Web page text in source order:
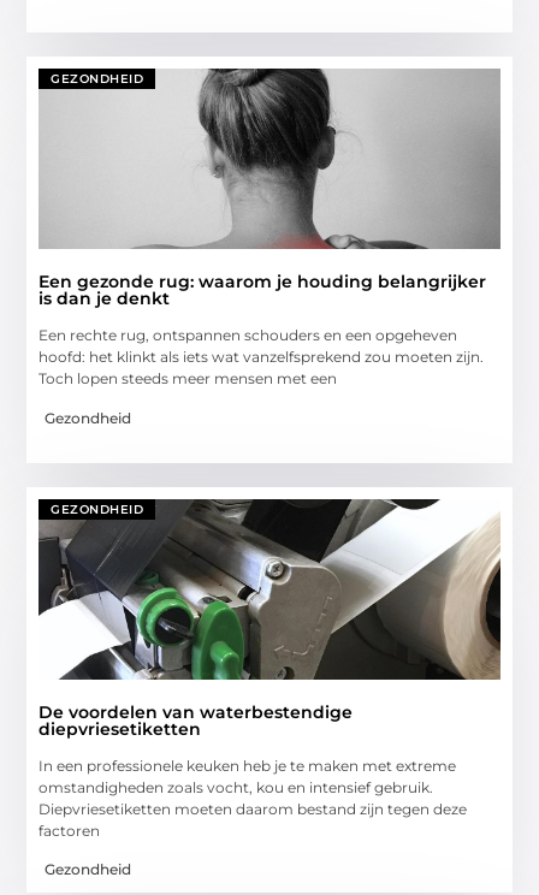
GEZONDHEID
Een gezonde rug: waarom je houding belangrijker
is dan je denkt
Een rechte rug, ontspannen schouders en een opgeheven
hoofd: het klinkt als iets wat vanzelfsprekend zou moeten zijn.
Toch lopen steeds meer mensen met een
Gezondheid
GEZONDHEID
De voordelen van waterbestendige
diepvriesetiketten
In een professionele keuken heb je te maken met extreme
omstandigheden zoals vocht, kou en intensief gebruik.
Diepvriesetiketten moeten daarom bestand zijn tegen deze
factoren
Gezondheid